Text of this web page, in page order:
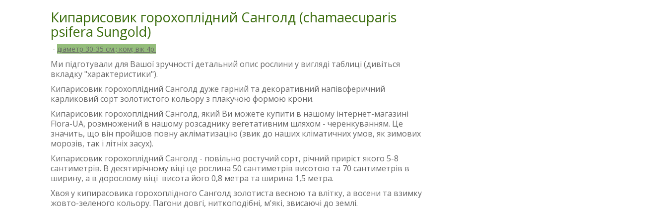
Кипарисовик горохоплідний Санголд (chamaecuparis
psifera Sungold)
- діаметр 30-35 см.; ком; вік 4р.
Ми підготували для Вашої зручності детальний опис рослини у вигляді таблиці (дивіться
вкладку "характеристики").
Кипарисовик горохоплідний Санголд дуже гарний та декоративний напівсферичний
карликовий сорт золотистого кольору з плакучою формою крони.
Кипарисовик горохоплідний Санголд, який Ви можете купити в нашому інтернет-магазині
Flora-UA, розмножений в нашому розсаднику вегетативним шляхом - черенкуванням. Це
значить, що він пройшов повну акліматизацію (звик до наших кліматичних умов, як зимових
морозів, так і літніх засух).
Кипарисовик горохоплідний Санголд - повільно ростучий сорт, річний приріст якого 5-8
сантиметрів. В десятирічному віці це рослина 50 сантиметрів висотою та 70 сантиметрів в
ширину, а в дорослому віці висота його 0,8 метра та ширина 1,5 метра.
Хвоя у кипирасовика горохоплідного Санголд золотиста весною та влітку, а восени та взимку
жовто-зеленого кольору. Пагони довгі, ниткоподібні, м'які, звисаючі до землі.